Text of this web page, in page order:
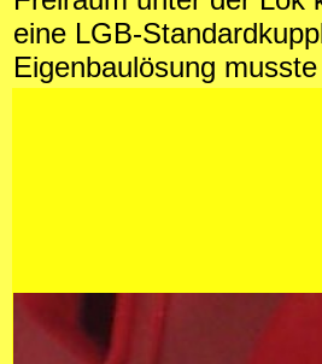
eine LGB-
Eigenbaulösung musste